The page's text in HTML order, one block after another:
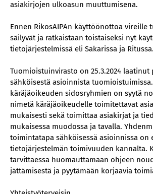
asiakirjojen ulkoasun muuttumisena.
Ennen RikosAIPAn käyttöönottoa vireille
säilyvät ja ratkaistaan toistaiseksi nyt
tietojärjestelmissä eli Sakarissa ja Ritussa.
Tuomioistuinvirasto on 25.3.2024
sähköisestä asioinnista
käräjäoikeuden sidosryhmien on syytä
nimetä käräjäoikeudelle toimitettavat
mukaisesti sekä toimittaa asiakirjat ja
mukaisessa muodossa ja tavalla.
toimintatapa sähköisessä asioinnissa on
tietojärjestelmän toimivuuden kannalta.
tarvittaessa huomauttamaan ohjeen
jättämisestä ja pyytämään korjaavia